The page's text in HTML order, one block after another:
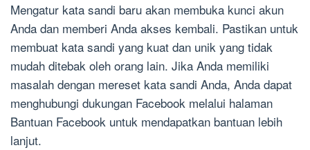
Mengatur kata sandi baru akan membuka kunci akun
Anda dan memberi Anda akses kembali. Pastikan untuk
membuat kata sandi yang kuat dan unik yang tidak
mudah ditebak oleh orang lain. Jika Anda memiliki
masalah dengan mereset kata sandi Anda, Anda dapat
menghubungi dukungan Facebook melalui halaman
Bantuan Facebook untuk mendapatkan bantuan lebih
lanjut.